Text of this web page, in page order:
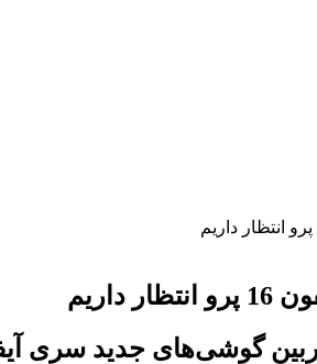
جدید سری آیفون 16 خود را